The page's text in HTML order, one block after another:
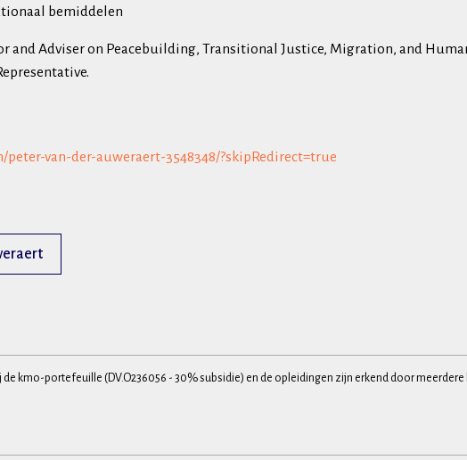
bemiddelen
and Adviser on Peacebuilding, Transitional Justice, Migration, and
van-der-auweraert-3548348/?skipRedirect=true
de kmo-portefeuille (DV.O236056 - 30% subsidie) en de opleidingen zijn erkend door